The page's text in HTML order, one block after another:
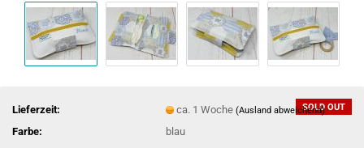
SOLD OUT
Lieferzeit: ca. 1 Woche(Ausland abweichend)
Farbe: blau